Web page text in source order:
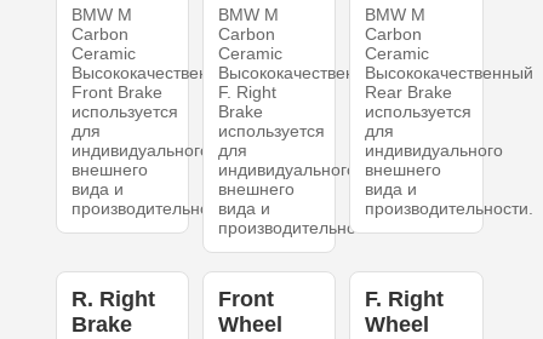
BMW M
Carbon
Ceramic
Высококачественный
Front Brake
используется
для
индивидуального
внешнего
вида и
производительности.
BMW M
Carbon
Ceramic
Высококачественный
F. Right
Brake
используется
для
индивидуального
внешнего
вида и
производительности.
BMW M
Carbon
Ceramic
Высококачественный
Rear Brake
используется
для
индивидуального
внешнего
вида и
производительности.
R. Right
Brake
Front
Wheel
F. Right
Wheel